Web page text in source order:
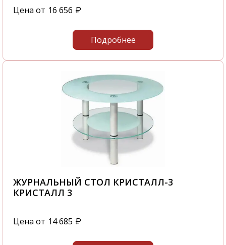
Цена от 16 656 ₽
Подробнее
ЖУРНАЛЬНЫЙ СТОЛ КРИСТАЛЛ-3
КРИСТАЛЛ 3
Цена от 14 685 ₽